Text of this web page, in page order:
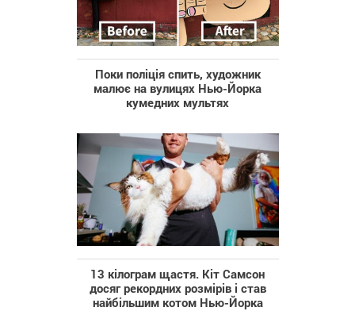
Поки поліція спить, художник
малює на вулицях Нью-Йорка
кумедних мультях
13 кілограм щастя. Кіт Самсон
досяг рекордних розмірів і став
найбільшим котом Нью-Йорка